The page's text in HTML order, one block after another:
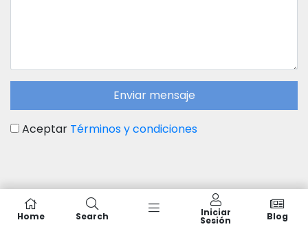
Enviar mensaje
Aceptar Términos y condiciones
Home Search Iniciar
Sesión Blog